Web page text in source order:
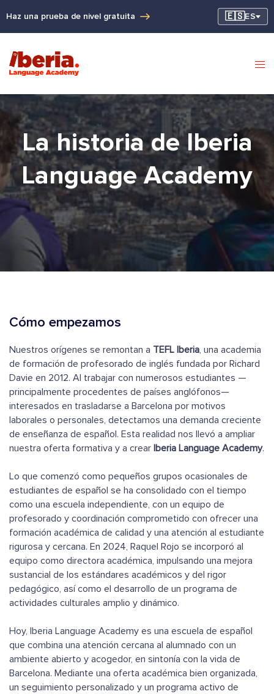
Haz una prueba de nivel gratuita 🇪🇸ES
La historia de Iberia
Language Academy
Cómo empezamos
Nuestros orígenes se remontan a TEFL Iberia, una academia
de formación de profesorado de inglés fundada por Richard
Davie en 2012. Al trabajar con numerosos estudiantes —
principalmente procedentes de países anglófonos—
interesados en trasladarse a Barcelona por motivos
laborales o personales, detectamos una demanda creciente
de enseñanza de español. Esta realidad nos llevó a ampliar
nuestra oferta formativa y a crear Iberia Language Academy.
Lo que comenzó como pequeños grupos ocasionales de
estudiantes de español se ha consolidado con el tiempo
como una escuela independiente, con un equipo de
profesorado y coordinación comprometido con ofrecer una
formación académica de calidad y una atención al estudiante
rigurosa y cercana. En 2024, Raquel Rojo se incorporó al
equipo como directora académica, impulsando una mejora
sustancial de los estándares académicos y del rigor
pedagógico, así como el desarrollo de un programa de
actividades culturales amplio y dinámico.
Hoy, Iberia Language Academy es una escuela de español
que combina una atención cercana al alumnado con un
ambiente abierto y acogedor, en sintonía con la vida de
Barcelona. Mediante una oferta académica bien organizada,
un seguimiento personalizado y un programa activo de